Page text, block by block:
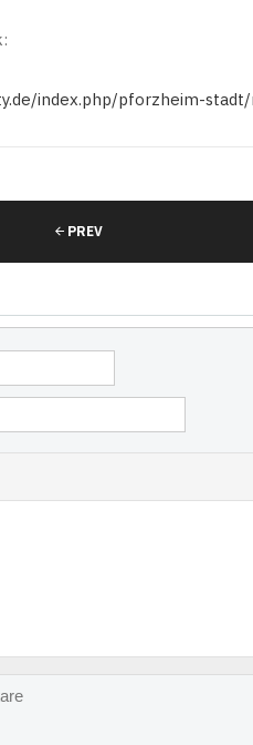
index.php/pforzheim-
PREV